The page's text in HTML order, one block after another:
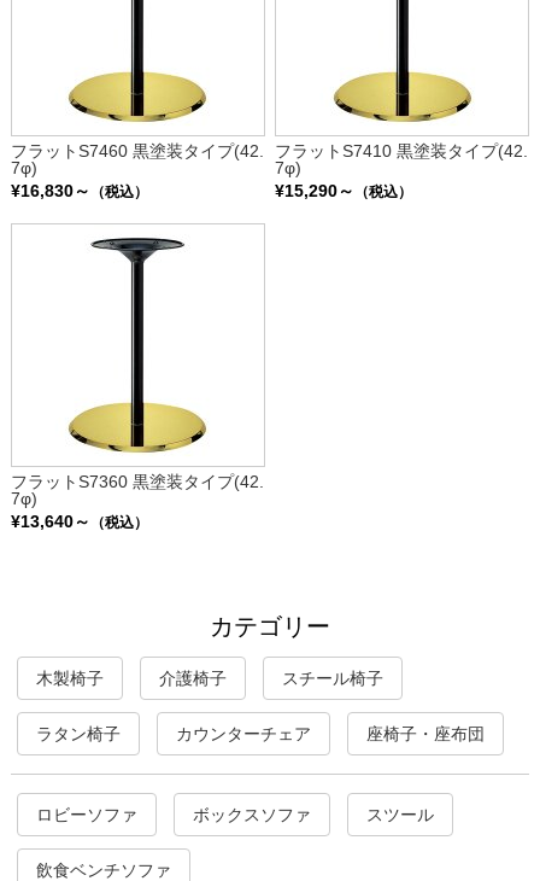
フラットS7460 黒塗装タイプ(42.
7φ)
¥16,830～
（税込）
フラットS7410 黒塗装タイプ(42.
7φ)
¥15,290～
（税込）
フラットS7360 黒塗装タイプ(42.
7φ)
¥13,640～
（税込）
カテゴリー
木製椅子 介護椅子 スチール椅子
ラタン椅子 カウンターチェア 座椅子・座布団
ロビーソファ ボックスソファ スツール
飲食ベンチソファ